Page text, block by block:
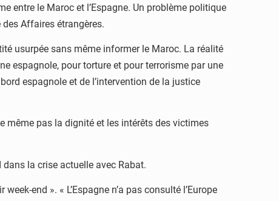
entre le Maroc et l’Espagne. Un problème politique
Affaires étrangères.
usurpée sans même informer le Maroc. La réalité
espagnole, pour torture et pour terrorisme par une
espagnole et de l’intervention de la justice
même pas la dignité et les intérêts des victimes
la crise actuelle avec Rabat.
end ». « L’Espagne n’a pas consulté l’Europe